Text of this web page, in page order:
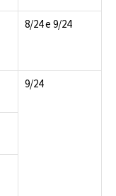
8/24 e 9/24
9/24